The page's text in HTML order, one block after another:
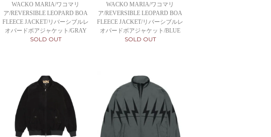
WACKO MARIA/ワコマリ
ア/REVERSIBLE LEOPARD BOA
FLEECE JACKET/リバーシブルレ
オパードボアジャケット/GRAY
SOLD OUT
WACKO MARIA/ワコマリ
ア/REVERSIBLE LEOPARD BOA
FLEECE JACKET/リバーシブルレ
オパードボアジャケット/BLUE
SOLD OUT